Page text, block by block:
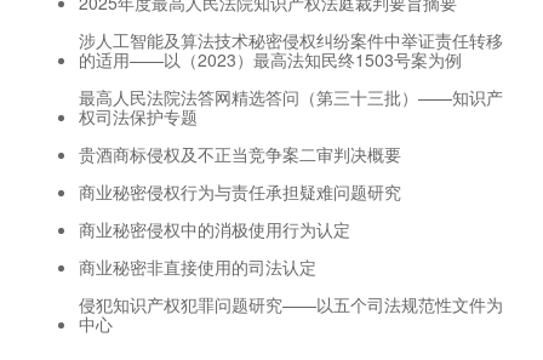
涉人工智能及算法技术秘密侵权纠纷案件中举证责任转移
的适用——以（2023）最高法知民终1503号案为例
最高人民法院法答网精选答问（第三十三批）——知识产
权司法保护专题
贵酒商标侵权及不正当竞争案二审判决概要
商业秘密侵权行为与责任承担疑难问题研究
商业秘密侵权中的消极使用行为认定
商业秘密非直接使用的司法认定
侵犯知识产权犯罪问题研究——以五个司法规范性文件为
中心